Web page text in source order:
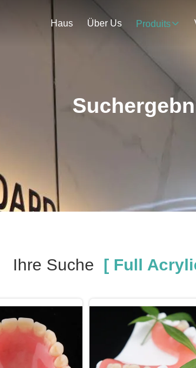
Haus Über Us Produits
Ihre Suche [ Full